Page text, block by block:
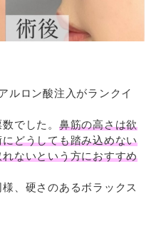
ルロン酸注入がランクイ
でした。 鼻筋の高さは欲
どうしても踏み込めない
ないという方におすすめ
、硬さのあるボラックス